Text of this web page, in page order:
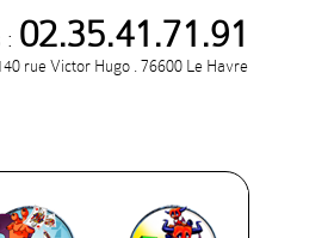
: 02.35.41.71.91
rue Victor Hugo . 76600 Le Havre